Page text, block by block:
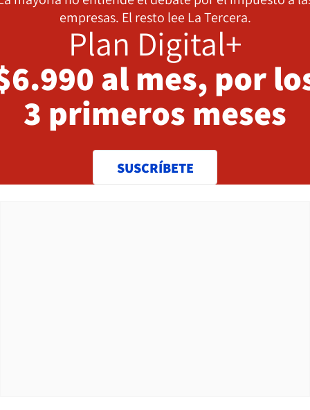
empresas. El resto lee La Tercera.
Plan Digital+
al mes, por
3 primeros meses
SUSCRÍBETE